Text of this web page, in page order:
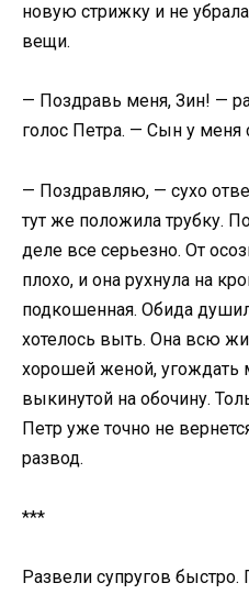
новую стрижку и не
вещи.
— Поздравь меня, Зин! —
голос Петра. — Сын у меня
— Поздравляю, — сухо
тут же положила трубку.
деле все серьезно. От
плохо, и она рухнула на
подкошенная. Обида
хотелось выть. Она всю
хорошей женой, угождать
выкинутой на обочину.
Петр уже точно не
развод.
***
Развели супругов быстро.